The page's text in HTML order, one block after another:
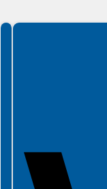
Spełniamy standardy WCAG 2.2
Spełniamy standardy W3C